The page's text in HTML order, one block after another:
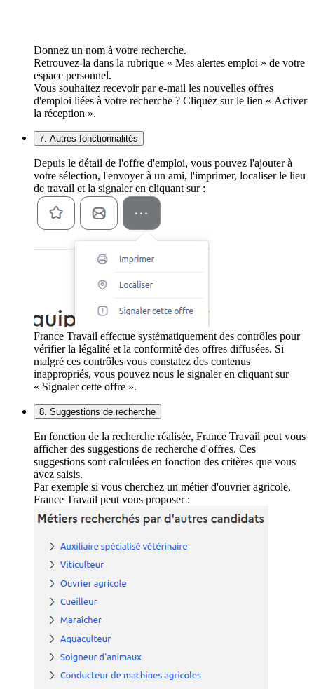
Donnez un nom à votre recherche.
Retrouvez-la dans la rubrique « Mes alertes emploi » de votre
espace personnel.
Vous souhaitez recevoir par e-mail les nouvelles offres
d'emploi liées à votre recherche ? Cliquez sur le lien « Activer
la réception ».
7. Autres fonctionnalités
Depuis le détail de l'offre d'emploi, vous pouvez l'ajouter à
votre sélection, l'envoyer à un ami, l'imprimer, localiser le lieu
de travail et la signaler en cliquant sur :
France Travail effectue systématiquement des contrôles pour
vérifier la légalité et la conformité des offres diffusées. Si
malgré ces contrôles vous constatez des contenus
inappropriés, vous pouvez nous le signaler en cliquant sur
« Signaler cette offre ».
8. Suggestions de recherche
En fonction de la recherche réalisée, France Travail peut vous
afficher des suggestions de recherche d'offres. Ces
suggestions sont calculées en fonction des critères que vous
avez saisis.
Par exemple si vous cherchez un métier d'ouvrier agricole,
France Travail peut vous proposer :